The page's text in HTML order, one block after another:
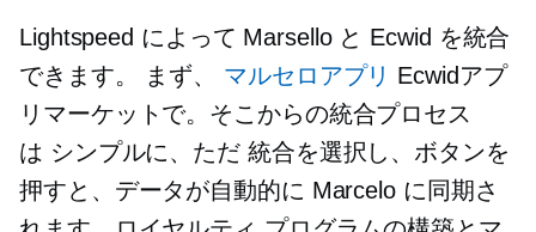
Lightspeed によって Marsello と Ecwid を統合
できます。 まず、 マルセロアプリ Ecwidアプ
リマーケットで。そこからの統合プロセス
は シンプルに、ただ 統合を選択し、ボタンを
押すと、データが自動的に Marcelo に同期さ